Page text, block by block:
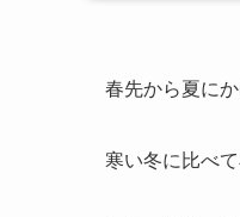
春先から夏に
寒い冬に比べ